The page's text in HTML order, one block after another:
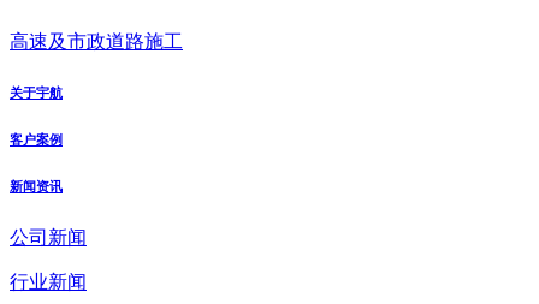
高速及市政道路施工
关于宇航
客户案例
新闻资讯
公司新闻
行业新闻